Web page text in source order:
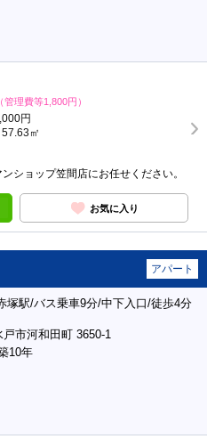
（管理費等1,800円）
円
㎡
ショップ笠間店にお任せください。
お気に入り
アパート
塚駅/バス乗車9分/中下入口/徒歩4分
戸市河和田町 3650-1
10年